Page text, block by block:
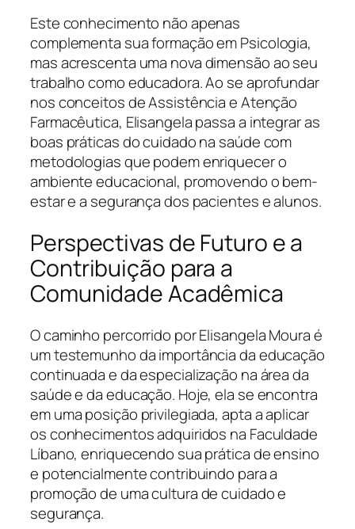
Este conhecimento não apenas
complementa sua formação em Psicologia,
mas acrescenta uma nova dimensão ao seu
trabalho como educadora. Ao se aprofundar
nos conceitos de Assistência e Atenção
Farmacêutica, Elisangela passa a integrar as
boas práticas do cuidado na saúde com
metodologias que podem enriquecer o
ambiente educacional, promovendo o bem-
estar e a segurança dos pacientes e alunos.
Perspectivas de Futuro e a
Contribuição para a
Comunidade Acadêmica
O caminho percorrido por Elisangela Moura é
um testemunho da importância da educação
continuada e da especialização na área da
saúde e da educação. Hoje, ela se encontra
em uma posição privilegiada, apta a aplicar
os conhecimentos adquiridos na Faculdade
Líbano, enriquecendo sua prática de ensino
e potencialmente contribuindo para a
promoção de uma cultura de cuidado e
segurança.